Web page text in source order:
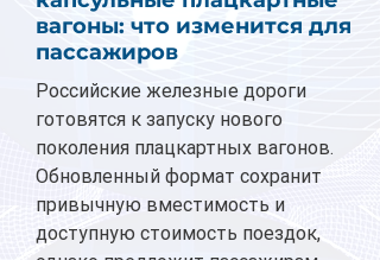
вагоны: что изменится для
пассажиров
Российские железные дороги
готовятся к запуску нового
поколения плацкартных вагонов.
Обновленный формат сохранит
привычную вместимость и
доступную стоимость поездок,